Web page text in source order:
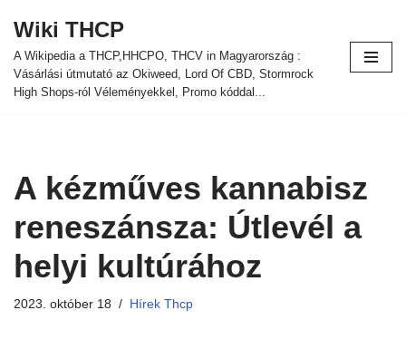
Ugrás
a
tartalomra
Wiki THCP
A Wikipedia a THCP,HHCPO, THCV in Magyarország :
Vásárlási útmutató az Okiweed, Lord Of CBD, Stormrock
High Shops-ról Véleményekkel, Promo kóddal...
A kézműves kannabisz
reneszánsza: Útlevél a
helyi kultúrához
2023. október 18 Hírek Thcp